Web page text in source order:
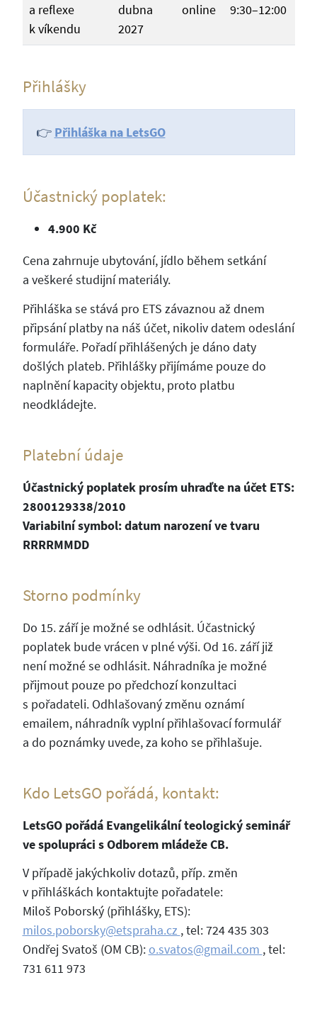
a reflexe
k víkendu
dubna
2027
online 9:30–12:00
Přihlášky
👉 Přihláška na LetsGO
Účastnický poplatek:
4.900 Kč
Cena zahrnuje ubytování, jídlo během setkání
a veškeré studijní materiály.
Přihláška se stává pro ETS závaznou až dnem
připsání platby na náš účet, nikoliv datem odeslání
formuláře. Pořadí přihlášených je dáno daty
došlých plateb. Přihlášky přijímáme pouze do
naplnění kapacity objektu, proto platbu
neodkládejte.
Platební údaje
Účastnický poplatek prosím uhraďte na účet ETS:
2800129338/2010
Variabilní symbol: datum narození ve tvaru
RRRRMMDD
Storno podmínky
Do 15. září je možné se odhlásit. Účastnický
poplatek bude vrácen v plné výši. Od 16. září již
není možné se odhlásit. Náhradníka je možné
přijmout pouze po předchozí konzultaci
s pořadateli. Odhlašovaný změnu oznámí
emailem, náhradník vyplní přihlašovací formulář
a do poznámky uvede, za koho se přihlašuje.
Kdo LetsGO pořádá, kontakt:
LetsGO pořádá Evangelikální teologický seminář
ve spolupráci s Odborem mládeže CB.
V případě jakýchkoliv dotazů, příp. změn
v přihláškách kontaktujte pořadatele:
Miloš Poborský (přihlášky, ETS):
milos.poborsky@etspraha.cz , tel: 724 435 303
Ondřej Svatoš (OM CB): o.svatos@gmail.com , tel:
731 611 973